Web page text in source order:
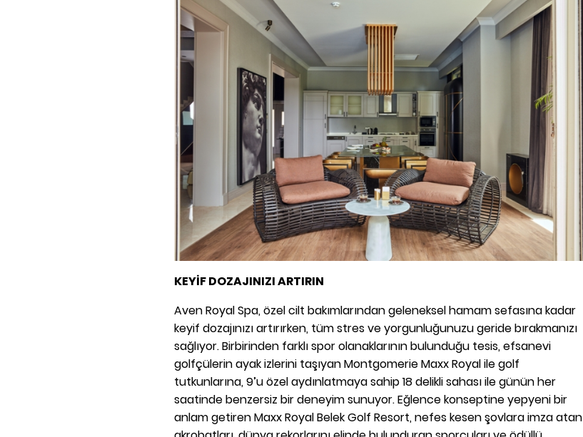
KEYİF DOZAJINIZI ARTIRIN
Aven Royal Spa, özel cilt bakımlarından geleneksel hamam sefasına kadar
keyif dozajınızı artırırken, tüm stres ve yorgunluğunuzu geride bırakmanızı
sağlıyor. Birbirinden farklı spor olanaklarının bulunduğu tesis, efsanevi
golfçülerin ayak izlerini taşıyan Montgomerie Maxx Royal ile golf
tutkunlarına, 9’u özel aydınlatmaya sahip 18 delikli sahası ile günün her
saatinde benzersiz bir deneyim sunuyor. Eğlence konseptine yepyeni bir
anlam getiren Maxx Royal Belek Golf Resort, nefes kesen şovlara imza atan